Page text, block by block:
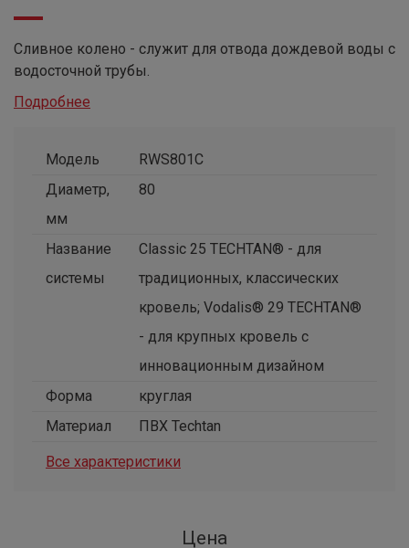
Сливное колено - служит для отвода дождевой воды с
водосточной трубы.
Подробнее
Модель
RWS801C
Диаметр,
мм
80
Название
системы
Classic 25 TECHTAN® - для
традиционных, классических
кровель; Vodalis® 29 TECHTAN®
- для крупных кровель с
инновационным дизайном
Форма
круглая
Материал
ПВХ Techtan
Все характеристики
Цена